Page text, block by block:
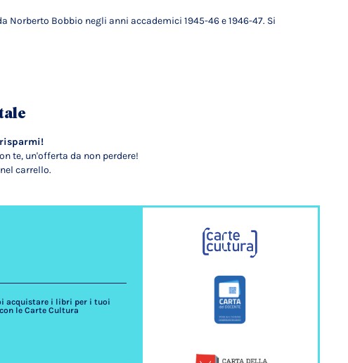
Bobbio negli anni accademici 1945-46 e 1946-47. Si
risparmi!
te, un'offerta da non perdere!
carrello.
acquistare i libri per i tuoi
le Carte Cultura